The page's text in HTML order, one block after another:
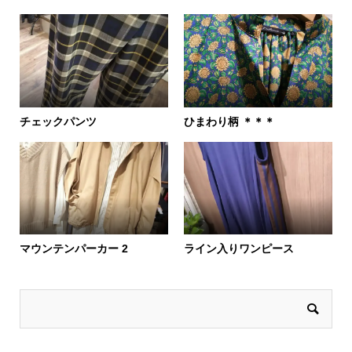
チェックパンツ ひまわり柄 ＊＊＊
マウンテンパーカー 2 ライン入りワンピース